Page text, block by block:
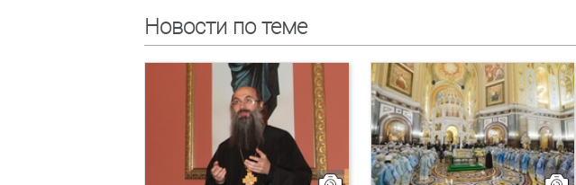
Новости по теме